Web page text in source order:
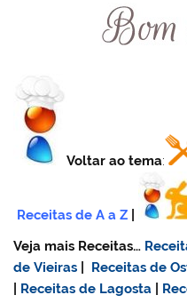
Voltar ao tema:
Receitas de A a Z
Veja mais Receitas…
de Vieiras
Receitas de
Receitas de Lagosta